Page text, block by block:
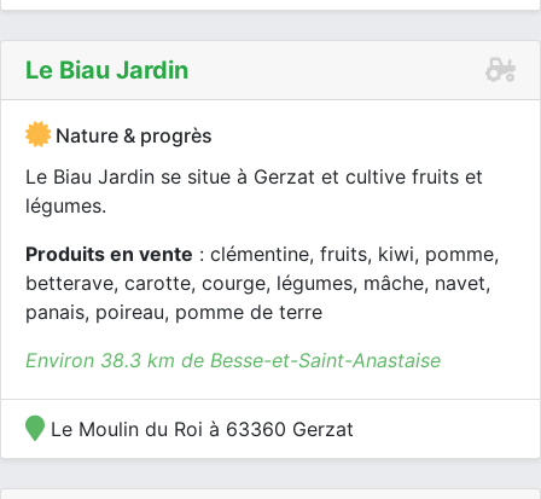
Le Biau Jardin
Nature & progrès
Le Biau Jardin se situe à Gerzat et cultive fruits et
légumes.
Produits en vente : clémentine, fruits, kiwi, pomme,
betterave, carotte, courge, légumes, mâche, navet,
panais, poireau, pomme de terre
Environ 38.3 km de Besse-et-Saint-Anastaise
Le Moulin du Roi à 63360 Gerzat